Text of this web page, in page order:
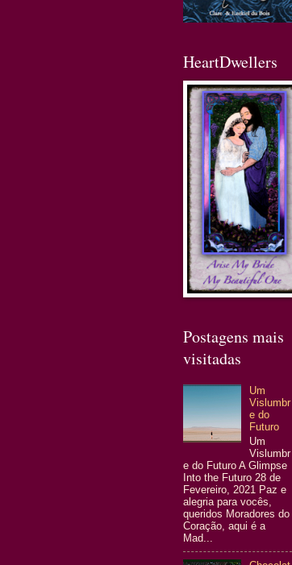
HeartDwellers
Postagens mais
visitadas
Um
Vislumbr
e do
Futuro
Um
Vislumbr
e do Futuro A Glimpse
Into the Futuro 28 de
Fevereiro, 2021 Paz e
alegria para vocês,
queridos Moradores do
Coração, aqui é a
Mad...